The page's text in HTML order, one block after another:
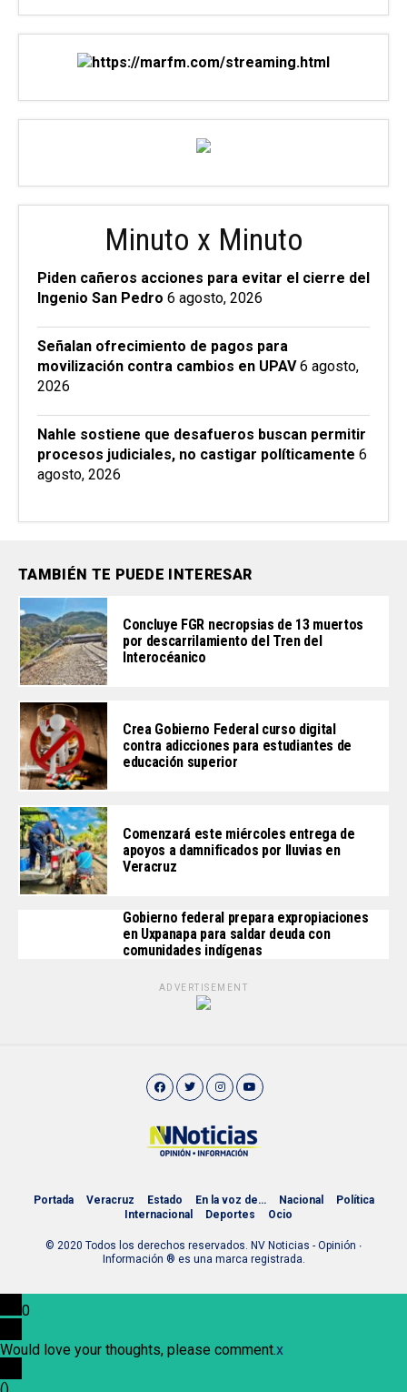
Minuto x Minuto
Piden cañeros acciones para evitar el cierre del
Ingenio San Pedro 6 agosto, 2026
Señalan ofrecimiento de pagos para
movilización contra cambios en UPAV 6 agosto,
2026
Nahle sostiene que desafueros buscan permitir
procesos judiciales, no castigar políticamente 6
agosto, 2026
TAMBIÉN TE PUEDE INTERESAR
Concluye FGR necropsias de 13 muertos
por descarrilamiento del Tren del
Interocéanico
Crea Gobierno Federal curso digital
contra adicciones para estudiantes de
educación superior
Comenzará este miércoles entrega de
apoyos a damnificados por lluvias en
Veracruz
Gobierno federal prepara expropiaciones
en Uxpanapa para saldar deuda con
comunidades indígenas
ADVERTISEMENT
Portada Veracruz Estado En la voz de… Nacional
Política
Internacional
Deportes Ocio
© 2020 Todos los derechos reservados. NV Noticias - Opinión ∙
Información ® es una marca registrada.
0
Would love your thoughts, please comment.x